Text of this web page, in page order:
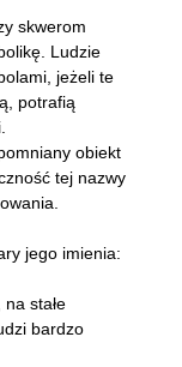
skwerom
Ludzie
jeżeli te
potrafią
obiekt
tej nazwy
jego imienia:
stałe
bardzo